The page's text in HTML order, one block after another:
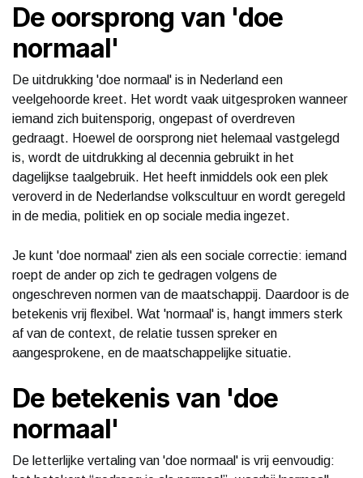
De oorsprong van 'doe
normaal'
De uitdrukking 'doe normaal' is in Nederland een
veelgehoorde kreet. Het wordt vaak uitgesproken wanneer
iemand zich buitensporig, ongepast of overdreven
gedraagt. Hoewel de oorsprong niet helemaal vastgelegd
is, wordt de uitdrukking al decennia gebruikt in het
dagelijkse taalgebruik. Het heeft inmiddels ook een plek
veroverd in de Nederlandse volkscultuur en wordt geregeld
in de media, politiek en op sociale media ingezet.
Je kunt 'doe normaal' zien als een sociale correctie: iemand
roept de ander op zich te gedragen volgens de
ongeschreven normen van de maatschappij. Daardoor is de
betekenis vrij flexibel. Wat 'normaal' is, hangt immers sterk
af van de context, de relatie tussen spreker en
aangesprokene, en de maatschappelijke situatie.
De betekenis van 'doe
normaal'
De letterlijke vertaling van 'doe normaal' is vrij eenvoudig: